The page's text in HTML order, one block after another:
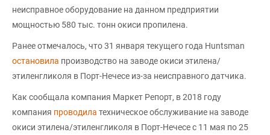
неисправное оборудование на данном предприятии
мощностью 580 тыс. тонн окиси пропилена.
Ранее отмечалось, что 31 января текущего года Huntsman
остановила производство на заводе окиси этилена/
этиленгликоля в Порт-Нечесе из-за неисправного датчика.
Как сообщала компания Маркет Репорт, в 2018 году
компания проводила техническое обслуживание на заводе
окиси этилена/этиленгликоля в Порт-Нечесе с 11 мая по 25